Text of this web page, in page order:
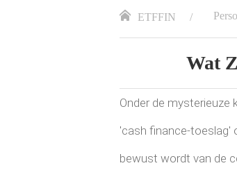
ETFFIN
Wat
Onder de
'cash finance-toeslag'
bewust wordt van de